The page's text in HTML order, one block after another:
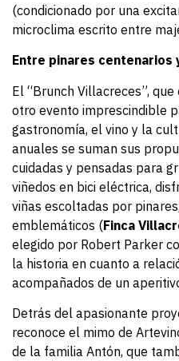
(condicionado por una
microclima escrito entre
Entre pinares centenarios
El “Brunch Villacreces”,
otro evento imprescindible
gastronomía, el vino y la
anuales se suman sus
cuidadas y pensadas para
viñedos en bici eléctrica,
viñas escoltadas por
emblemáticos (Finca
elegido por Robert Parker
la historia en cuanto a
acompañados de un
Detrás del apasionante
reconoce el mimo de
de la familia Antón, que